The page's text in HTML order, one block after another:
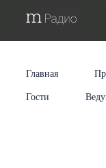
Главная
Гости